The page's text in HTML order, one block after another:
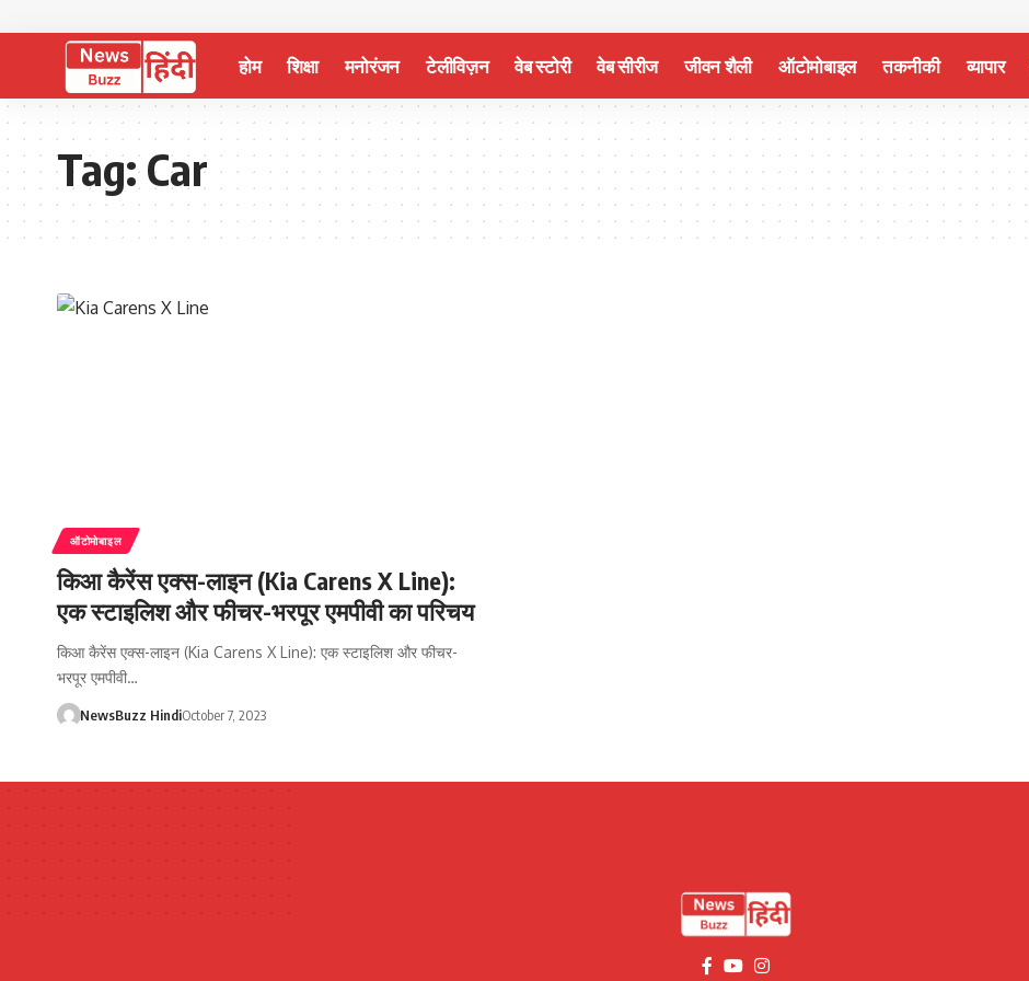
होम शिक्षा मनोरंजन टेलीविज़न वेब स्टोरी वेब सीरीज जीवन शैली ऑटोमोबाइल तकनीकी व्यापार
Tag:Car
ऑटोमोबाइल
किआ कैरेंस एक्स-लाइन (Kia Carens X Line):
एक स्टाइलिश और फीचर-भरपूर एमपीवी का परिचय
किआ कैरेंस एक्स-लाइन (Kia Carens X Line): एक स्टाइलिश और फीचर-
भरपूर एमपीवी…
NewsBuzz HindiOctober 7, 2023